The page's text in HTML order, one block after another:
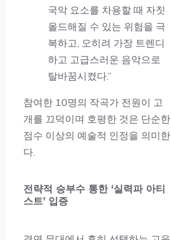
국악 요소를 차용할 때 자칫
올드해질 수 있는 위험을 극
복하고, 오히려 가장 트렌디
하고 고급스러운 음악으로
탈바꿈시켰다.”
참여한 10명의 작곡가 전원이 고
개를 끄덕이며 호평한 것은 단순한
점수 이상의 예술적 인정을 의미한
다.
전략적 승부수 통한 ‘실력파 아티
스트’ 입증